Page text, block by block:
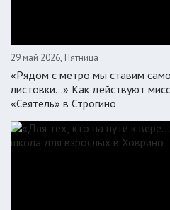
29 май 2026, Пятница
«Рядом с метро мы ставим
листовки…» Как действуют
«Сеятель» в Строгино